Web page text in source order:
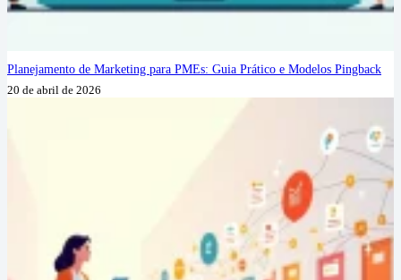
Planejamento de Marketing para PMEs: Guia Prático e Modelos Pingback
20 de abril de 2026